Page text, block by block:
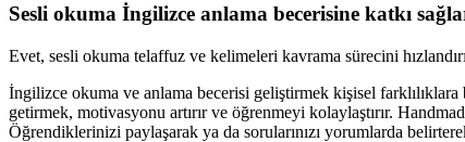
Sesli okuma İngilizce anlama becerisine katkı
Evet, sesli okuma telaffuz ve kelimeleri kavrama sürecini
İngilizce okuma ve anlama becerisi geliştirmek kişisel
getirmek, motivasyonu artırır ve öğrenmeyi kolaylaştırır.
Öğrendiklerinizi paylaşarak ya da sorularınızı yorumlarda